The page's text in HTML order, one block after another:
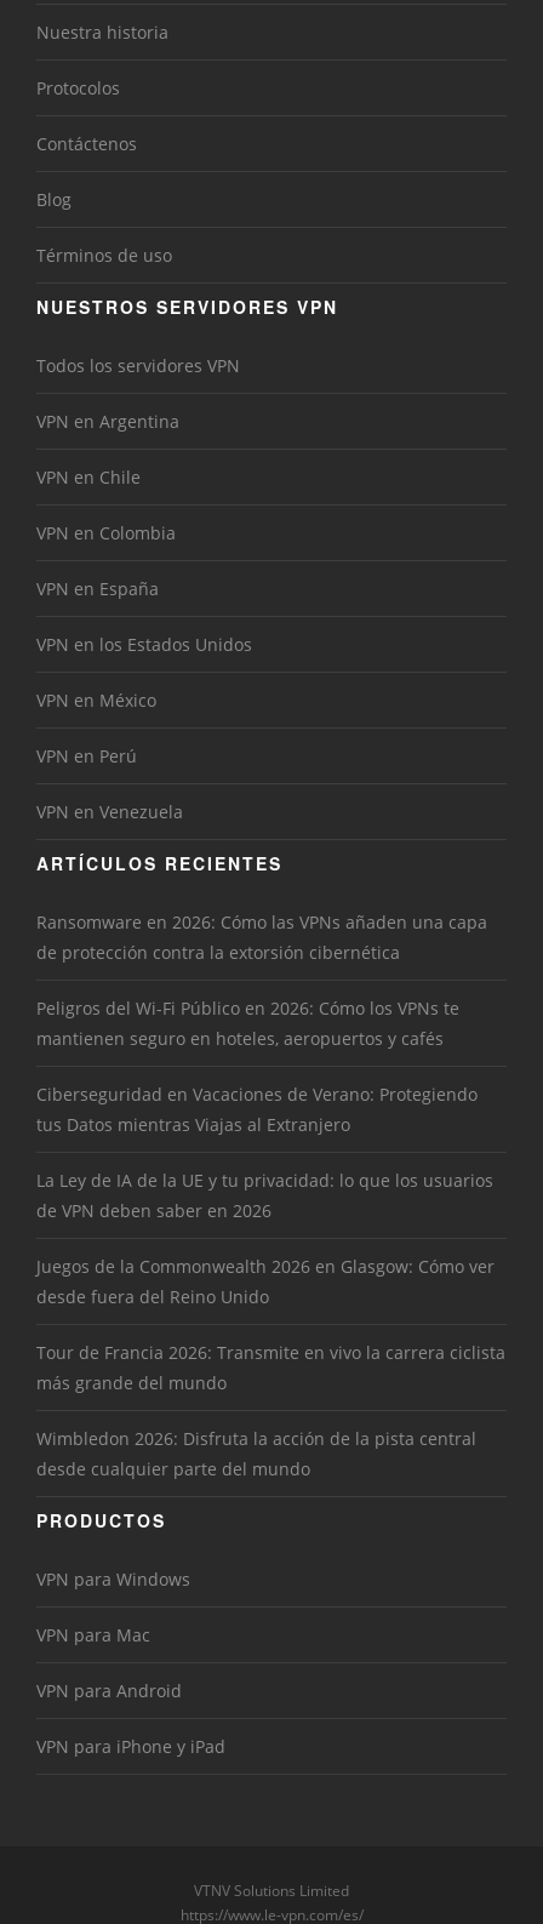
Nuestra historia
Protocolos
Contáctenos
Blog
Términos de uso
NUESTROS SERVIDORES VPN
Todos los servidores VPN
VPN en Argentina
VPN en Chile
VPN en Colombia
VPN en España
VPN en los Estados Unidos
VPN en México
VPN en Perú
VPN en Venezuela
ARTÍCULOS RECIENTES
Ransomware en 2026: Cómo las VPNs añaden una capa
de protección contra la extorsión cibernética
Peligros del Wi-Fi Público en 2026: Cómo los VPNs te
mantienen seguro en hoteles, aeropuertos y cafés
Ciberseguridad en Vacaciones de Verano: Protegiendo
tus Datos mientras Viajas al Extranjero
La Ley de IA de la UE y tu privacidad: lo que los usuarios
de VPN deben saber en 2026
Juegos de la Commonwealth 2026 en Glasgow: Cómo ver
desde fuera del Reino Unido
Tour de Francia 2026: Transmite en vivo la carrera ciclista
más grande del mundo
Wimbledon 2026: Disfruta la acción de la pista central
desde cualquier parte del mundo
PRODUCTOS
VPN para Windows
VPN para Mac
VPN para Android
VPN para iPhone y iPad
VTNV Solutions Limited
https://www.le-vpn.com/es/